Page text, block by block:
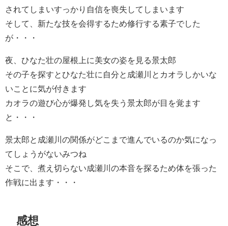
されてしまいすっかり自信を喪失してしまいます
そして、新たな技を会得するため修行する素子でした
が・・・
夜、ひなた壮の屋根上に美女の姿を見る景太郎
その子を探すとひなた壮に自分と成瀬川とカオラしかいな
いことに気が付きます
カオラの遊び心が爆発し気を失う景太郎が目を覚ます
と・・・
景太郎と成瀬川の関係がどこまで進んでいるのか気になっ
てしょうがないみつね
そこで、煮え切らない成瀬川の本音を探るため体を張った
作戦に出ます・・・
感想